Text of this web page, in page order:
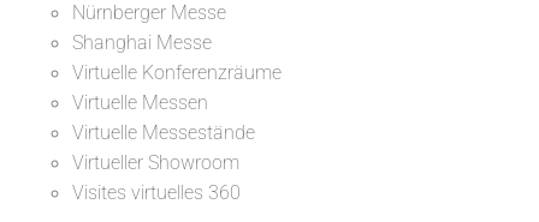
Nürnberger Messe
Shanghai Messe
Virtuelle Konferenzräume
Virtuelle Messen
Virtuelle Messestände
Virtueller Showroom
Visites virtuelles 360